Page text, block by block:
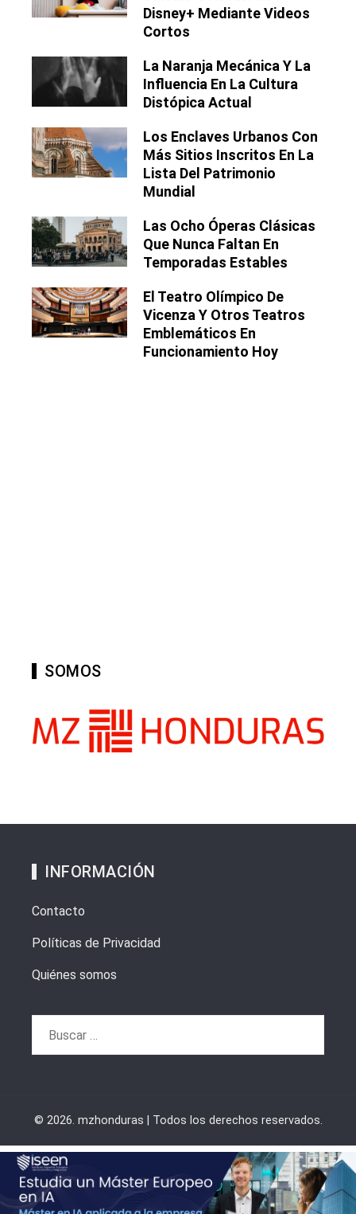
Disney+ Mediante Videos
Cortos
La Naranja Mecánica Y La
Influencia En La Cultura
Distópica Actual
Los Enclaves Urbanos Con
Más Sitios Inscritos En La
Lista Del Patrimonio
Mundial
Las Ocho Óperas Clásicas
Que Nunca Faltan En
Temporadas Estables
El Teatro Olímpico De
Vicenza Y Otros Teatros
Emblemáticos En
Funcionamiento Hoy
SOMOS
INFORMACIÓN
Contacto
Políticas de Privacidad
Quiénes somos
© 2026. mzhonduras | Todos los derechos reservados.